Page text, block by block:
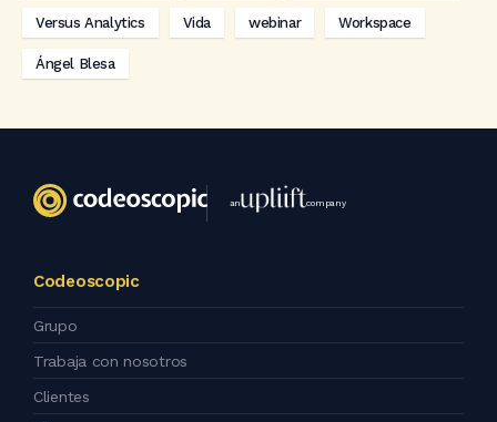
Versus Analytics Vida webinar Workspace
Ángel Blesa
an company
Codeoscopic
Grupo
Trabaja con nosotros
Clientes